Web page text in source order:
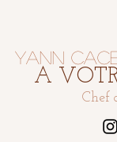
A
Chef
Yann